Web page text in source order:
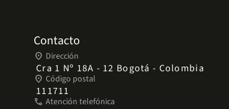
Contacto
place Dirección
Cra 1 Nº 18A - 12 Bogotá - Colombia
place Código postal
111711
phone Atención telefónica